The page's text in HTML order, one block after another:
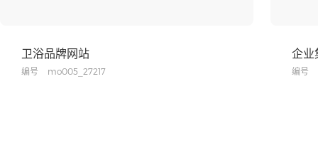
卫浴品牌网站
编号 mo005_27217
企业
编号